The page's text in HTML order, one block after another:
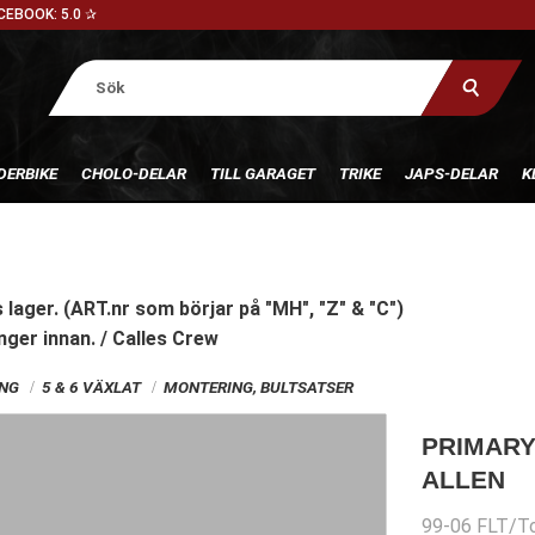
5.0 ✰
CHOLO-DELAR TILL GARAGET TRIKE JAPS-DELAR
(ART.nr som börjar på "MH", "Z" & "C")
innan. / Calles Crew
5 & 6 VÄXLAT MONTERING, BULTSATSER
ALLEN
99-06 FLT/